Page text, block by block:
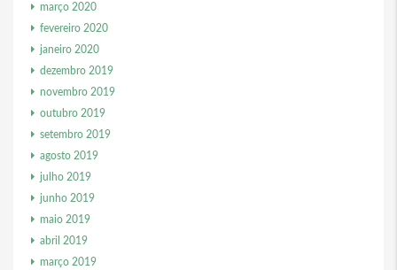
março 2020
fevereiro 2020
janeiro 2020
dezembro 2019
novembro 2019
outubro 2019
setembro 2019
agosto 2019
julho 2019
junho 2019
maio 2019
abril 2019
março 2019